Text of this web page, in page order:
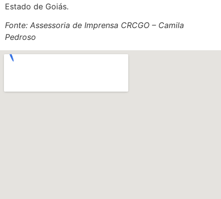
Estado de Goiás.
Fonte: Assessoria de Imprensa CRCGO – Camila
Pedroso